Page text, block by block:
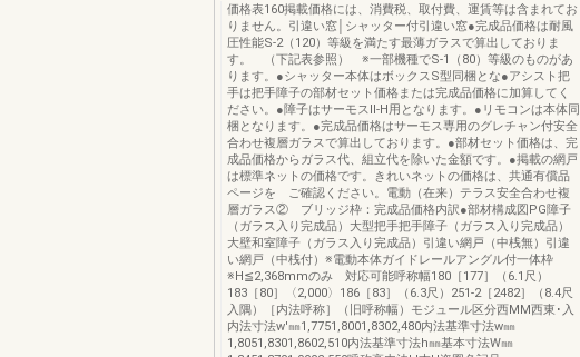
価格表160掲載価格には、消費税、取付費、運賃等は含まれてお
りません。引違い窓│シャッター付引違い窓●完成品価格は耐風
圧性能S-2（120）等級を満たす最薄ガラスで算出しておりま
す。 （下記表参照） ※一部機種でS-1（80）等級のものがあ
ります。●シャッター本体はボックスS型同梱とな●アシスト把
手は把手障子の部材セット価格または完成品価格に加算してく
ださい。●障子はサーモスⅡ-H用となります。●リモコンは本体同
梱となります。●完成品価格はサーモス専用のグレチャン付安全
合わせ複層ガラスで算出しております。●部材セット価格は、完
成品価格からガラス代、組立代を除いた金額です。●掲載の網戸
は標準ネットの価格です。きれいネットの価格は、共通有償品
ページを ご確認ください。電動（在来）テラス安全合わせ複
層ガラス② ブリッジ枠：完成品価格内訳●部材構成図PG障子
（ガラス入り完成品）大型把手把手障子（ガラス入り完成品）
大壁和室障子（ガラス入り完成品）引違い網戸（中桟無）引違
い網戸（中桟付）※電動本体ガイドレールアングル付一体枠
※H≦2,368mmのみ 対応可能呼称幅180［177］（6.1尺）
183［80］〈2,000〉186［83］（6.3尺）251-2［2482］（8.4尺
入隅）［内法呼称］（旧呼称幅）モジュール区分西MM西東･入
内法寸法w'㎜1,7751,8001,8302,480内法基準寸法w㎜
1,8051,8301,8602,510内法基準寸法h㎜基本寸法W㎜